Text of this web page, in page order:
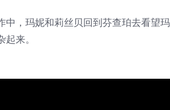
，玛妮和莉丝贝回到芬查珀去看望
来。